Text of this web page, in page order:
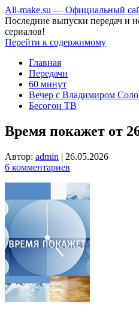
All-make.su — Официальный
Последние выпуски передач и
сериалов!
Перейти к содержимому
Главная
Передачи
60 минут
Вечер с Владимиром
Бесогон ТВ
Время покажет от
Автор: admin | 26.05.2026
6 комментариев